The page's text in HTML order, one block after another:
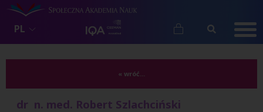
PL
« wróć...
dr n. med. Robert Szlachciński